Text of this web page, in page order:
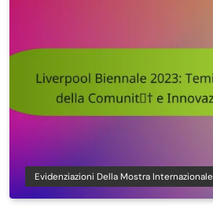
Evidenziazioni Della Mostra Internazionale